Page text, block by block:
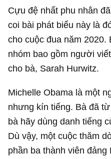
Cựu đệ nhất phu nhân
coi bài phát biểu này là
cho cuộc đua năm
nhóm bao gồm người
cho bà, Sarah Hurwitz.
Michelle Obama là một
nhưng kín tiếng. Bà đã
bà hãy dùng danh tiếng
Dù vậy, một cuộc thăm
phần ba thành viên